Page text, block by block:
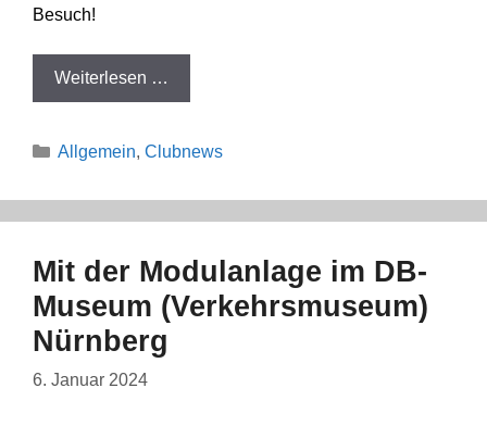
Besuch!
Weiterlesen …
Kategorien
Allgemein, Clubnews
Mit der Modulanlage im DB-
Museum (Verkehrsmuseum)
Nürnberg
6. Januar 2024